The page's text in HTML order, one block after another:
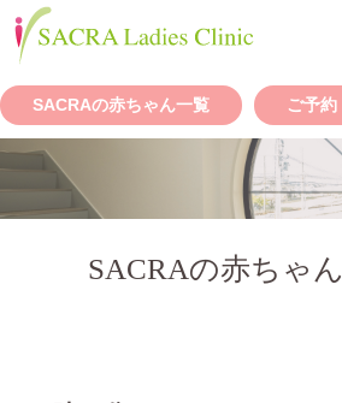
SACRAの赤ちゃん一覧 ご予約
SACRAの赤ちゃん